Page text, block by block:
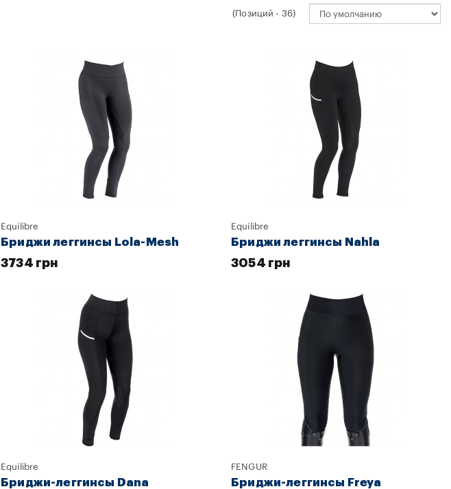
(Позиций - 36)
Equilibre
Бриджи леггинсы Lola-Mesh
3734 грн
Equilibre
Бриджи леггинсы Nahla
3054 грн
Equilibre
Бриджи-леггинсы Dana
FENGUR
Бриджи-леггинсы Freya